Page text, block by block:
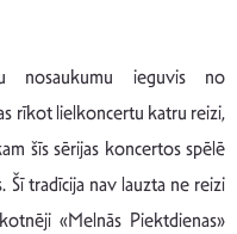
nosaukumu ieguvis no
rīkot lielkoncertu katru reizi,
šīs sērijas koncertos spēlē
tradīcija nav lauzta ne reizi
«Melnās Piektdienas»